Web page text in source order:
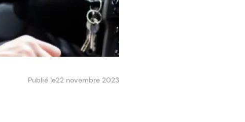
Publié le22 novembre 2023